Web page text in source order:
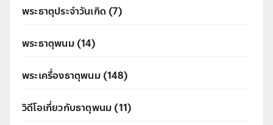
พระธาตุประจำวันเกิด (7)
พระธาตุพนม(14)
พระเครื่องธาตุพนม(148)
วิดีโอเกี่ยวกับธาตุพนม (11)